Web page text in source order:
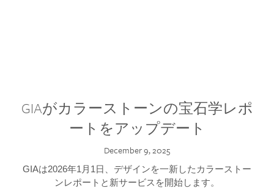
GIAがカラーストーンの宝石学レポ
ートをアップデート
December 9, 2025
GIAは2026年1月1日、デザインを一新したカラーストー
ンレポートと新サービスを開始します。